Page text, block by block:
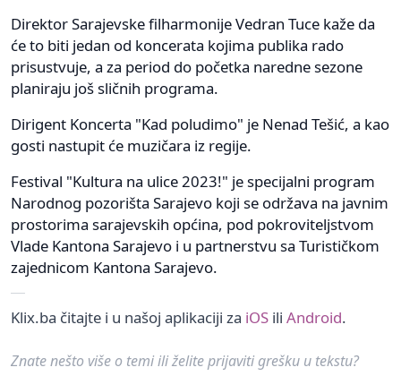
Direktor Sarajevske filharmonije Vedran Tuce kaže da
će to biti jedan od koncerata kojima publika rado
prisustvuje, a za period do početka naredne sezone
planiraju još sličnih programa.
Dirigent Koncerta "Kad poludimo" je Nenad Tešić, a kao
gosti nastupit će muzičara iz regije.
Festival "Kultura na ulice 2023!" je specijalni program
Narodnog pozorišta Sarajevo koji se održava na javnim
prostorima sarajevskih općina, pod pokroviteljstvom
Vlade Kantona Sarajevo i u partnerstvu sa Turističkom
zajednicom Kantona Sarajevo.
Klix.ba čitajte i u našoj aplikaciji za iOS ili Android.
Znate nešto više o temi ili želite prijaviti grešku u tekstu?